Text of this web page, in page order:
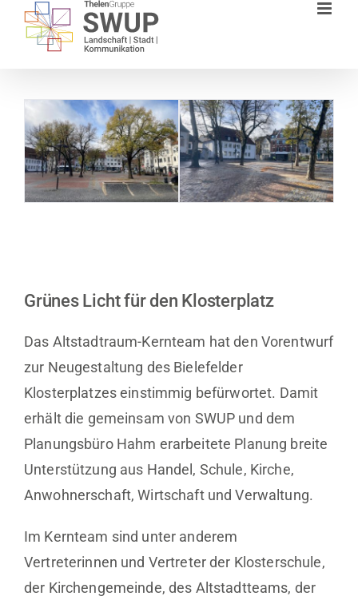
Zum
Inhalt
Grünes Licht für den Klosterplatz
Das Altstadtraum-Kernteam hat den Vorentwurf
zur Neugestaltung des Bielefelder
Klosterplatzes einstimmig befürwortet. Damit
erhält die gemeinsam von SWUP und dem
Planungsbüro Hahm erarbeitete Planung breite
Unterstützung aus Handel, Schule, Kirche,
Anwohnerschaft, Wirtschaft und Verwaltung.
Im Kernteam sind unter anderem
Vertreterinnen und Vertreter der Klosterschule,
der Kirchengemeinde, des Altstadtteams, der